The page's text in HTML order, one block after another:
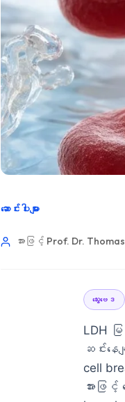
ဆောင်းပါးများ
အားဖြင့် Prof. Dr.
သွေးဗေဒ
LDH
ဆင်းန
cell
အားဖြ